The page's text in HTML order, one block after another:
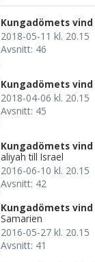
Kungadömets vind
2018-05-11 kl. 20.15
Avsnitt: 46
Kungadömets vind
2018-04-06 kl. 20.15
Avsnitt: 45
Kungadömets vind
aliyah till Israel
2016-06-10 kl. 20.15
Avsnitt: 42
Kungadömets vind
Samarien
2016-05-27 kl. 20.15
Avsnitt: 41